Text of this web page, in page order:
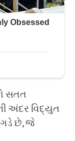
સતત
અંદર વિદ્યુત
છે, જે